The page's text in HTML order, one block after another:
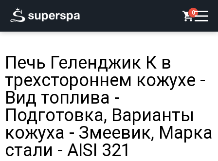
0
Печь Геленджик К в
трехстороннем кожухе -
Вид топлива -
Подготовка, Варианты
кожуха - Змеевик, Марка
стали - AISI 321